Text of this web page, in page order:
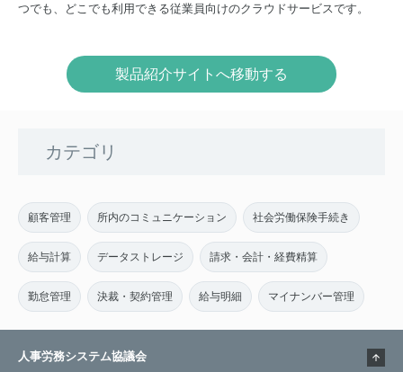
つでも、どこでも利用できる従業員向けのクラウドサービスです。
製品紹介サイトへ移動する
カテゴリ
顧客管理 所内のコミュニケーション 社会労働保険手続き
給与計算 データストレージ 請求・会計・経費精算
勤怠管理 決裁・契約管理 給与明細 マイナンバー管理
人事労務システム協議会